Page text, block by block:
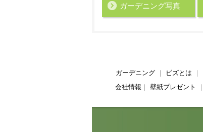
ガーデニング写真
ガーデニング｜ ビズとは
会社情報
壁紙プレゼント